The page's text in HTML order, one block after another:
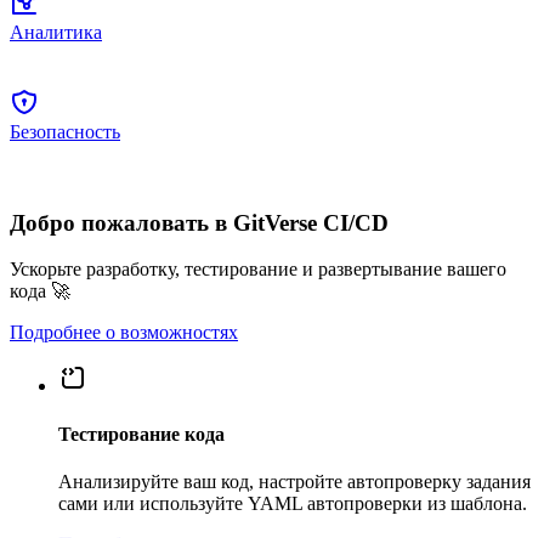
Аналитика
Безопасность
Добро пожаловать в GitVerse CI/CD
Ускорьте разработку, тестирование и развертывание вашего
кода 🚀
Подробнее о возможностях
Тестирование кода
Анализируйте ваш код, настройте автопроверку задания
сами или используйте YAML автопроверки из шаблона.